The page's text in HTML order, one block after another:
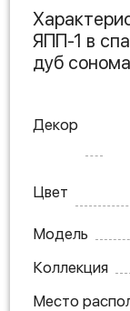
ЯПП-1 в
дуб сонома
Декор
Цвет
Модель
Коллекция
Место